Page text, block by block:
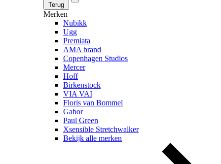
Terug
Merken
Nubikk
Ugg
Premiata
AMA brand
Copenhagen Studios
Mercer
Hoff
Birkenstock
VIA VAI
Floris van Bommel
Gabor
Paul Green
Xsensible Stretchwalker
Bekijk alle merken